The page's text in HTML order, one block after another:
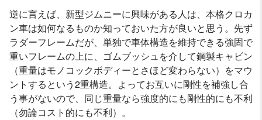
逆に言えば、新型ジムニーに興味がある人は、本格クロカ
ン車は如何なるものか知っておいた方が良いと思う。先ず
ラダーフレームだが、単独で車体構造を維持できる強固で
重いフレームの上に、ゴムブッシュを介して鋼製キャビン
（重量はモノコックボディーとさほど変わらない）をマウ
ントするという2重構造。よってお互いに剛性を補強し合
う事がないので、同じ重量なら強度的にも剛性的にも不利
（勿論コスト的にも不利）。